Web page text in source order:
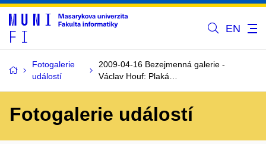
EN
Fotogalerie
událostí
2009-04-16 Bezejmenná galerie -
Václav Houf: Plaká…
Fotogalerie událostí